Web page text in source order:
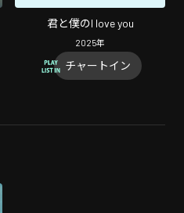
君と僕のI love you
2025年
チャートイン